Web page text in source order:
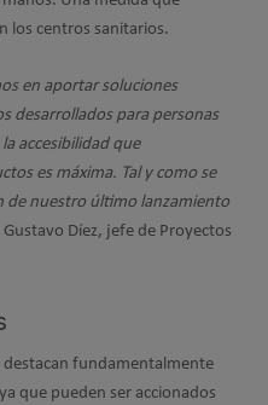
los centros sanitarios.
en aportar soluciones
desarrollados para personas
accesibilidad que
es máxima. Tal y como se
de nuestro último lanzamiento
Gustavo Díez, jefe de Proyectos
destacan fundamentalmente
que pueden ser accionados